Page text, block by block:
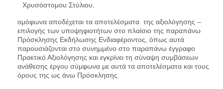
Χρυσόστομου Στύλιου,
ομόφωνα αποδέχεται τα αποτελέσματα της αξιολόγησης –
επιλογής των υποψηφιοτήτων στο πλαίσιο της παραπάνω
Πρόσκλησης Εκδήλωσης Ενδιαφέροντος, όπως αυτά
παρουσιάζονται στο συνημμένο στο παραπάνω έγγραφο
Πρακτικό Αξιολόγησης και εγκρίνει τη σύναψη συμβάσεων
ανάθεσης έργου σύμφωνα με αυτά τα αποτελέσματα και τους
όρους της ως άνω Πρόσκλησης.